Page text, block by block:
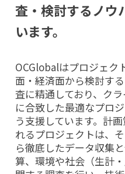
査・検討するノウ
います。
OCGlobalはプロジェク
面・経済面から検討す
査に精通しており、ク
に合致した最適なプロ
う支援しています。計
れるプロジェクトは、
ら徹底したデータ収集
算、環境や社会（生計